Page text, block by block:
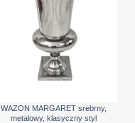
WAZON MARGARET srebrny,
metalowy, klasyczny styl